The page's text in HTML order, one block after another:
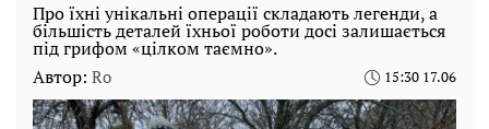
Про їхні унікальні операції складають легенди, а
більшість деталей їхньої роботи досі залишається
під грифом «цілком таємно».
Автор: Ro 15:30 17.06